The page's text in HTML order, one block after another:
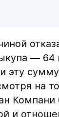
— 64
эту
на
и